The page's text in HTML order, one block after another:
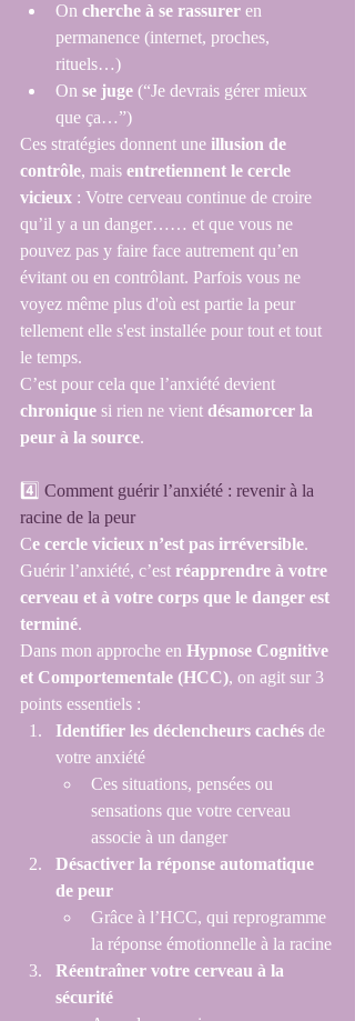
On cherche à se rassurer en
permanence (internet, proches,
rituels…)
On se juge (“Je devrais gérer mieux
que ça…”)
Ces stratégies donnent une illusion de
contrôle, mais entretiennent le cercle
vicieux : Votre cerveau continue de croire
qu’il y a un danger…… et que vous ne
pouvez pas y faire face autrement qu’en
évitant ou en contrôlant. Parfois vous ne
voyez même plus d'où est partie la peur
tellement elle s'est installée pour tout et tout
le temps.
C’est pour cela que l’anxiété devient
chronique si rien ne vient désamorcer la
peur à la source.
4️⃣ Comment guérir l’anxiété : revenir à la
racine de la peur
Ce cercle vicieux n’est pas irréversible.
Guérir l’anxiété, c’est réapprendre à votre
cerveau et à votre corps que le danger est
terminé.
Dans mon approche en Hypnose Cognitive
et Comportementale (HCC), on agit sur 3
points essentiels :
Identifier les déclencheurs cachés de
votre anxiété
Ces situations, pensées ou
sensations que votre cerveau
associe à un danger
Désactiver la réponse automatique
de peur
Grâce à l’HCC, qui reprogramme
la réponse émotionnelle à la racine
Réentraîner votre cerveau à la
sécurité